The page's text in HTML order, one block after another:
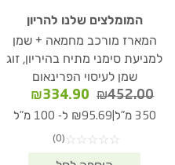
המומלצים שלנו להריון
המארז מורכב מחמאה + שמן
למניעת סימני מתיח בהיריון, זוג
שמן לעיסוי הפרינאום
₪452.00
המחיר
המקורי
₪452.00.
₪334.90
המחיר
הנוכחי
350 מ"ל ₪95.69 ל- 100 מ"ל
☆
☆
☆
☆
☆
(0)